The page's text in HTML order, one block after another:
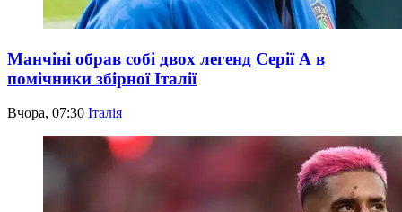
Манчіні обрав собі двох легенд Серії А в
помічники збірної Італії
Вчора, 07:30 Італія